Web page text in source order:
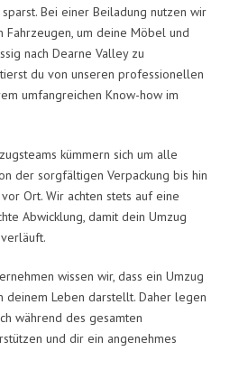
Bei einer Beiladung nutzen wir
um deine Möbel und
nach Dearne Valley zu
du von unseren professionellen
umfangreichen Know-how im
kümmern sich um alle
der sorgfältigen Verpackung bis hin
Ort. Wir achten stets auf eine
Abwicklung, damit dein Umzug
wissen wir, dass ein Umzug
deinem Leben darstellt. Daher legen
während des gesamten
und dir ein angenehmes